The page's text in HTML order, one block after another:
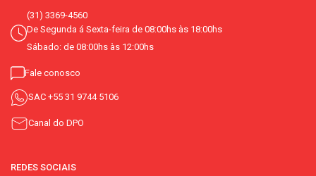
(31) 3369-4560
De Segunda á Sexta-feira de 08:00hs às 18:00hs
Sábado: de 08:00hs às 12:00hs
Fale conosco
SAC +55 31 9744 5106
Canal do DPO
REDES SOCIAIS